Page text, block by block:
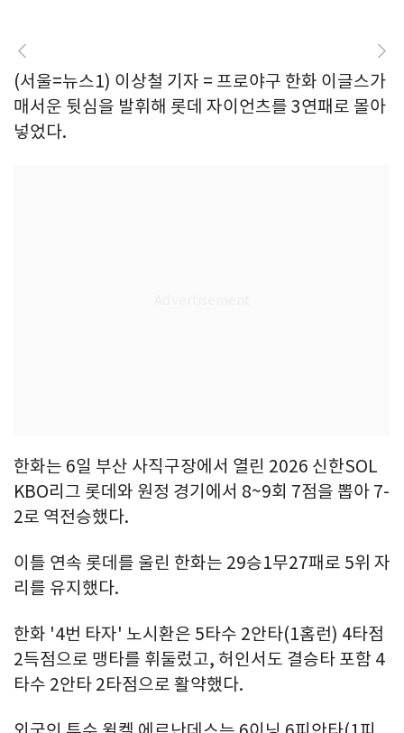
(서울=뉴스1) 이상철 기자 = 프로야구 한화 이글스가
매서운 뒷심을 발휘해 롯데 자이언츠를 3연패로 몰아
넣었다.
한화는 6일 부산 사직구장에서 열린 2026 신한SOL
KBO리그 롯데와 원정 경기에서 8~9회 7점을 뽑아 7-
2로 역전승했다.
이틀 연속 롯데를 울린 한화는 29승1무27패로 5위 자
리를 유지했다.
한화 '4번 타자' 노시환은 5타수 2안타(1홈런) 4타점
2득점으로 맹타를 휘둘렀고, 허인서도 결승타 포함 4
타수 2안타 2타점으로 활약했다.